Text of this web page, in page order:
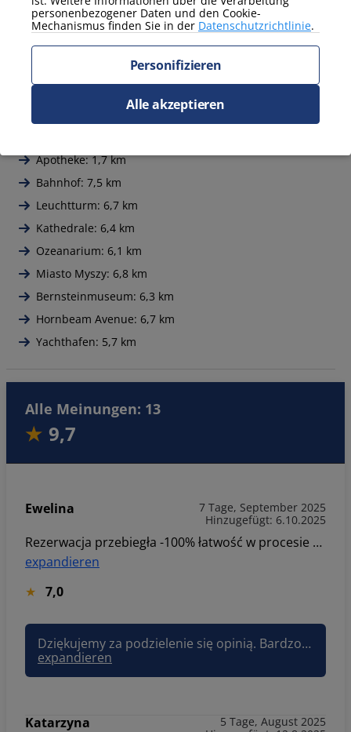
Ungefähre Entfernungen
Apotheke: 1,7 km
Bahnhof: 7,5 km
Leuchtturm: 6,7 km
Kathedrale: 6,4 km
Ozeanarium: 6,1 km
Miasto Myszy: 6,8 km
Bernsteinmuseum: 6,3 km
Hornbeam Avenue: 6,7 km
Yachthafen: 5,7 km
Alle Meinungen: 13
9,7
Ewelina
7 Tage, September 2025
Hinzugefügt: 6.10.2025
Rezerwacja przebiegła -100% łatwość w procesie online. Niestety po przyjeździe po rodziców spotkało ogromne rozczarowanie .Nie mogli otworzyć drzwi do apartamentu, a na przyjazd serwisanta czas oczekiwania ponad godzinę, stojąc przed drzwiami z walizkami. Cała sytuacja była stresująca i mecząca po długiej podróży. Kontakt z infolinia również pozostawia wiele do życzenia- zamiast konkretnej pomocy , spotkaliśmy się z ze spychologią i brakiem odpowiedzialności. Zdecydowanie nie polecam ogromny minus za obsługę i organizację.
expandieren
7,0
Dziękujemy za podzielenie się opinią. Bardzo przykro nam z powodu sytuacji związanej z dostępem do apartamentu i długim czasem oczekiwania na serwisanta – rozumiemy, jak stresujące mogło to być po podróży. Przekazaliśmy uwagi do zespołu, aby poprawić organizację i komunikację z infolinią, tak by podobne sytuacje nie miały miejsca w przyszłości. Pozdrawiam, Joanna Sun&Snow
expandieren
Katarzyna
5 Tage, August 2025
personenbezogener Daten und den Cookie-
Mechanismus finden Sie in der Datenschutzrichtlinie.
Personifizieren
Alle akzeptieren